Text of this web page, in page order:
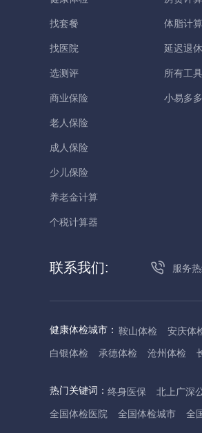
找套餐
找医院
选测评
商业保险
老人保险
成人保险
少儿保险
养老金计算
个税计算器
体脂计
延迟退
所有工具
小易多
联系我们: 服务热
健康体检城市： 鞍山体检 安庆体
白银体检
承德体检 沧州体检
抚州体检
佛山体检 防城港体检
哈尔滨体检
淮安体检 杭州体检
热门关键词： 终身医保 北上广深
全国体检医院
全国体检城市 全